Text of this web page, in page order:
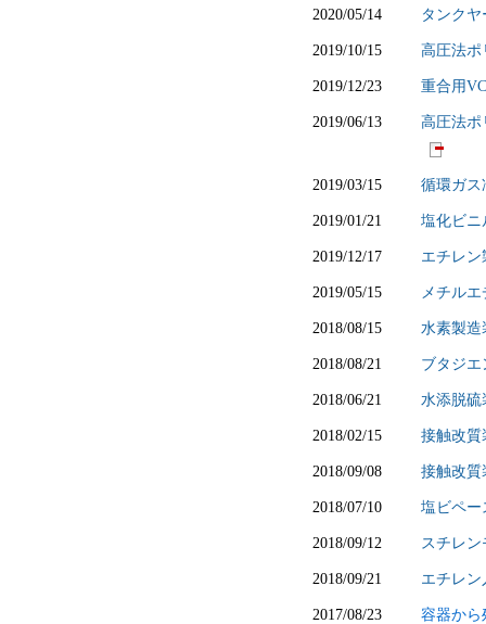
2020/05/14 タンク
2019/10/15 高圧法ポ
2019/12/23 重合用
2019/06/13 高圧法ポ
2019/03/15 循環ガス
2019/01/21 塩化ビニ
2019/12/17 エチレ
2019/05/15 メチル
2018/08/15 水素製造
2018/08/21 ブタジ
2018/06/21 水添脱硫
2018/02/15 接触改質
2018/09/08 接触改質
2018/07/10 塩ビペー
2018/09/12 スチレ
2018/09/21 エチレ
2017/08/23 容器から